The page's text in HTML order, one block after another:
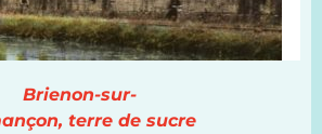
Brienon-sur-
terre de sucre